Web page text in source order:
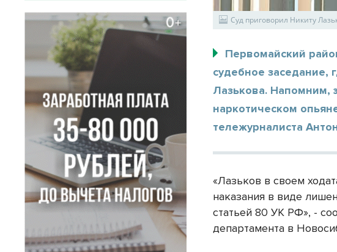
Суд приговорил Никиту
Первомайский
судебное заседание,
Лазькова. Напомним,
наркотическом
тележурналиста
«Лазьков в своем
наказания в виде
статьей 80 УК РФ», -
департамента в